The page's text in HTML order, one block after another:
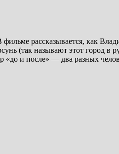
рассказывается, как
(так называют этот город в
и после» — два разных